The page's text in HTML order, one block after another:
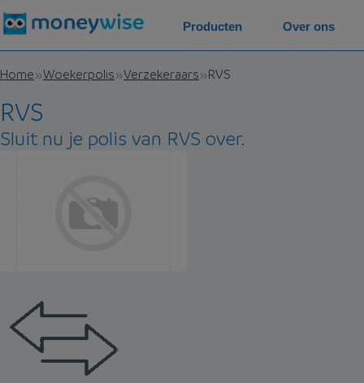
Home Woekerpolis Verzekeraars RVS
RVS
Sluit nu je polis van RVS over.
Producten Over ons